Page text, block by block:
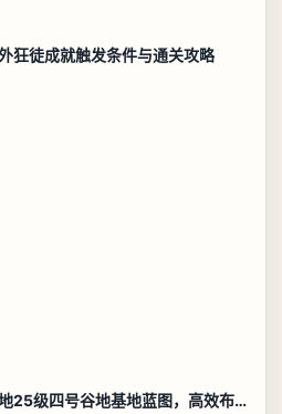
狂徒成就触发条件与通关攻略
明日方舟终末地25级四号谷地基地蓝图，高效布局规划